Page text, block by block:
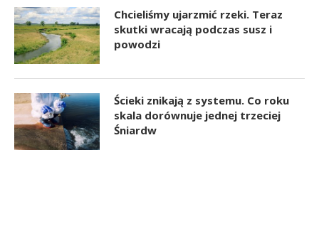
Chcieliśmy ujarzmić rzeki. Teraz
skutki wracają podczas susz i
powodzi
Ścieki znikają z systemu. Co roku
skala dorównuje jednej trzeciej
Śniardw